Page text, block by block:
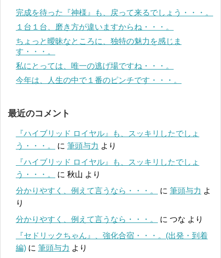
完成を待った『神様』も、戻って来るでしょう・・・。
１台１台、磨き方が違いますからね・・・。
ちょっと曖昧なところに、独特の魅力を感じま
す・・・。
私にとっては、唯一の逃げ場ですね・・・。
今年は、人生の中で１番のピンチです・・・。
最近のコメント
『ハイブリッド ロイヤル』も、スッキリしたでしょ
う・・・。
に 筆頭与力 より
『ハイブリッド ロイヤル』も、スッキリしたでしょ
う・・・。
に 秋山 より
分かりやすく、例えて言うなら・・・。
に 筆頭与力 よ
り
分かりやすく、例えて言うなら・・・。
に つな より
『セドリックちゃん』、強化合宿・・・。(出発・到着
編) に 筆頭与力 より